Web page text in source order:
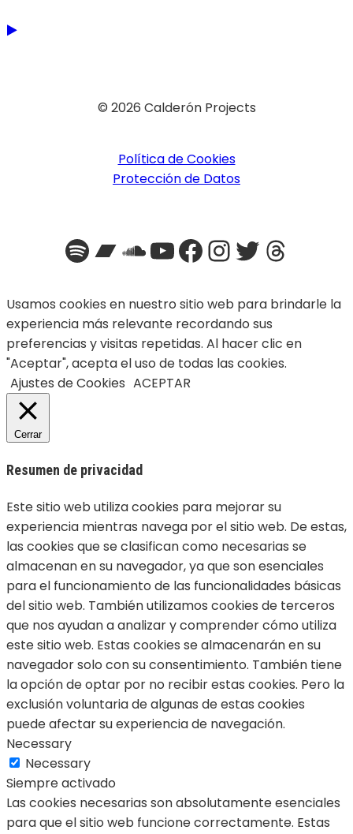
© 2026 Calderón Projects
Política de Cookies
Protección de Datos
Spotify
Bandcamp
SoundCloud
YouTube
Facebook
Instagram
Twitter
Usamos cookies en nuestro sitio web para brindarle la
experiencia más relevante recordando sus
preferencias y visitas repetidas. Al hacer clic en
"Aceptar", acepta el uso de todas las cookies.
Ajustes de Cookies ACEPTAR
Cerrar
Resumen de privacidad
Este sitio web utiliza cookies para mejorar su
experiencia mientras navega por el sitio web. De estas,
las cookies que se clasifican como necesarias se
almacenan en su navegador, ya que son esenciales
para el funcionamiento de las funcionalidades básicas
del sitio web. También utilizamos cookies de terceros
que nos ayudan a analizar y comprender cómo utiliza
este sitio web. Estas cookies se almacenarán en su
navegador solo con su consentimiento. También tiene
la opción de optar por no recibir estas cookies. Pero la
exclusión voluntaria de algunas de estas cookies
puede afectar su experiencia de navegación.
Necessary
Necessary
Siempre activado
Las cookies necesarias son absolutamente esenciales
para que el sitio web funcione correctamente. Estas